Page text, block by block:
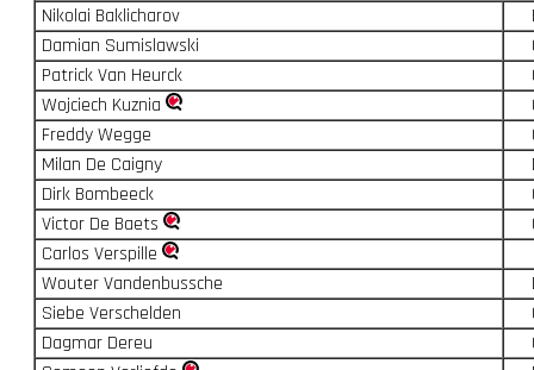
Nikolai Baklicharov
Damian Sumislawski
Patrick Van Heurck
Wojciech Kuznia
Freddy Wegge
Milan De Caigny
Dirk Bombeeck
Victor De Baets
Carlos Verspille
Wouter Vandenbussche
Siebe Verschelden
Dagmar Dereu